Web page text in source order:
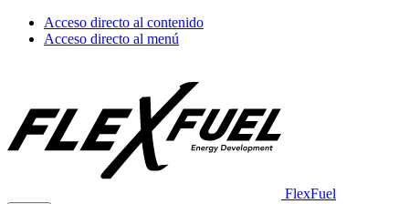
Acceso directo al contenido
Acceso directo al menú
FlexFuel